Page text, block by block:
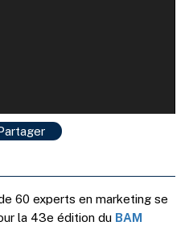
60 experts en marketing se
la 43e édition du BAM